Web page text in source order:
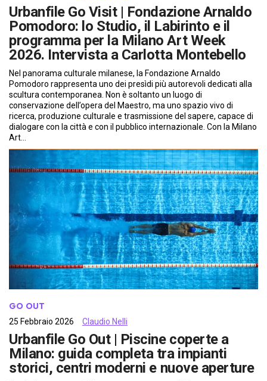
Urbanfile Go Visit | Fondazione Arnaldo
Pomodoro: lo Studio, il Labirinto e il
programma per la Milano Art Week
2026. Intervista a Carlotta Montebello
Nel panorama culturale milanese, la Fondazione Arnaldo
Pomodoro rappresenta uno dei presìdi più autorevoli dedicati alla
scultura contemporanea. Non è soltanto un luogo di
conservazione dell’opera del Maestro, ma uno spazio vivo di
ricerca, produzione culturale e trasmissione del sapere, capace di
dialogare con la città e con il pubblico internazionale. Con la Milano
Art…
GO OUT
25 Febbraio 2026 Claudio Nelli
Urbanfile Go Out | Piscine coperte a
Milano: guida completa tra impianti
storici, centri moderni e nuove aperture